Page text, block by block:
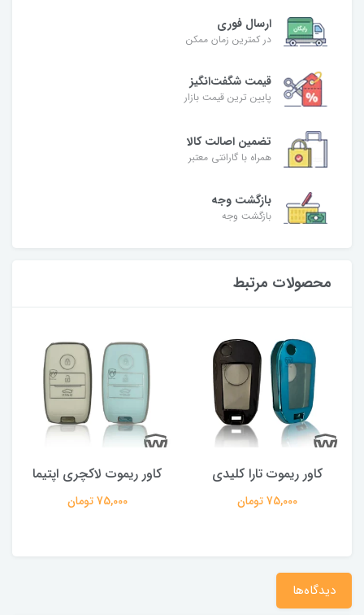
ارسال فوری
در کمترین زمان ممکن
قیمت شگفت‌انگیز
پایین ترین قیمت بازار
تضمین اصالت کالا
همراه با گارانتی معتبر
بازگشت وجه
بازگشت وجه
محصولات مرتبط
کاور ریموت تارا کلیدی
75,000 تومان
کاور ریموت لاکچری اپتیما
75,000 تومان
دیدگاه‌ها